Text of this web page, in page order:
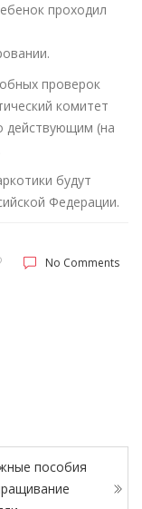
проходил
проверок
комитет
действующим (на
будут
Федерации.
No Comments
пособия